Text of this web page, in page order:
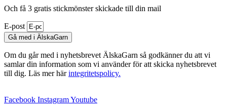
Och få 3 gratis stickmönster skickade till din mail
E-post
Gå med i ÄlskaGarn
Om du går med i nyhetsbrevet ÄlskaGarn så godkänner du att vi
samlar din information som vi använder för att skicka nyhetsbrevet
till dig. Läs mer härintegritetspolicy.
Facebook InstagramYoutube